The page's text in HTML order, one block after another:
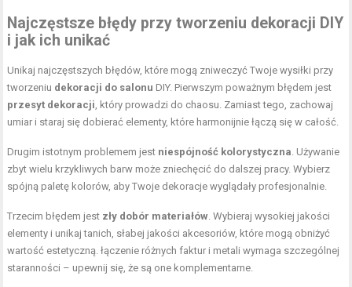
Najczęstsze błędy przy tworzeniu dekoracji DIY
i jak ich unikać
Unikaj najczęstszych błędów, które mogą zniweczyć Twoje wysiłki przy
tworzeniu dekoracji do salonu DIY. Pierwszym poważnym błędem jest
przesyt dekoracji , który prowadzi do chaosu. Zamiast tego, zachowaj
umiar i staraj się dobierać elementy, które harmonijnie łączą się w całość.
Drugim istotnym problemem jest niespójność kolorystyczna . Używanie
zbyt wielu krzykliwych barw może zniechęcić do dalszej pracy. Wybierz
spójną paletę kolorów, aby Twoje dekoracje wyglądały profesjonalnie.
Trzecim błędem jest zły dobór materiałów . Wybieraj wysokiej jakości
elementy i unikaj tanich, słabej jakości akcesoriów, które mogą obniżyć
wartość estetyczną. łączenie różnych faktur i metali wymaga szczególnej
staranności – upewnij się, że są one komplementarne.